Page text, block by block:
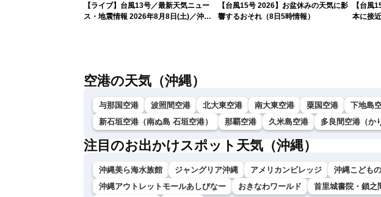
【ライブ】台風13号／最新天気ニュー
ス・地震情報 2026年8月8日(土)／沖
【台風15号 2026】お盆休みの天気に影
響するおそれ（8日5時情報）
【台風
本に接
空港の天気（沖縄）
与那国空港 波照間空港 北大東空港 南大東空港 粟国空港 下地島
新石垣空港（南ぬ島 石垣空港）
那覇空港 久米島空港 多良間空港（か
注目のお出かけスポット天気（沖縄）
沖縄美ら海水族館 ジャングリア沖縄 アメリカンビレッジ
沖縄こども
沖縄アウトレットモールあしびなー
おきなわワールド 首里城書院・鎖之